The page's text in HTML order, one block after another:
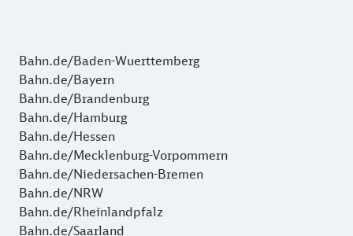
Bahn.de/Baden-Wuerttemberg
Bahn.de/Bayern
Bahn.de/Brandenburg
Bahn.de/Hamburg
Bahn.de/Hessen
Bahn.de/Mecklenburg-Vorpommern
Bahn.de/Niedersachen-Bremen
Bahn.de/NRW
Bahn.de/Rheinlandpfalz
Bahn.de/Saarland